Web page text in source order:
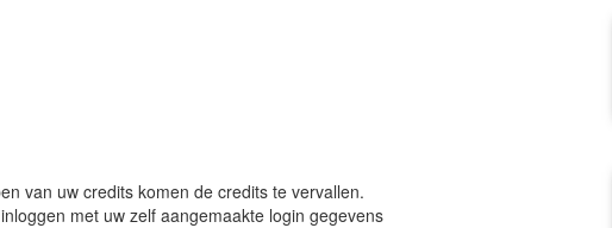
van uw credits komen de credits te vervallen.
met uw zelf aangemaakte login gegevens